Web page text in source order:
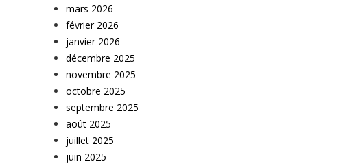
mars 2026
février 2026
janvier 2026
décembre 2025
novembre 2025
octobre 2025
septembre 2025
août 2025
juillet 2025
juin 2025